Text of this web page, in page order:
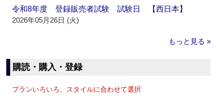
令和8年度 登録販売者試験 試験日 【西日本】
2026年05月26日 (火)
もっと見る »
購読・購入・登録
プランいろいろ、スタイルに合わせて選択